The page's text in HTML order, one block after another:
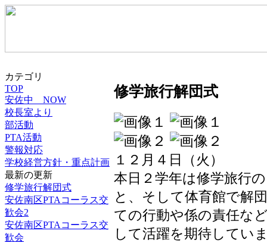
カテゴリ
TOP
安佐中 NOW
校長室より
部活動
PTA活動
警報対応
学校経営方針・重点計画
最新の更新
修学旅行解団式
安佐南区PTAコーラス交
歓会2
安佐南区PTAコーラス交
歓会
修学旅行解団式
１２月４日（火）
本日２学年は修学旅行
と、そして体育館で解
ての行動や係の責任な
して活躍を期待してい